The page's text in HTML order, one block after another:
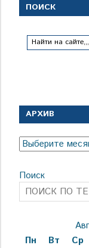
1
1924
года
ПОИСК
АРХИВ
Архив
Поиск
Пн
Вт Ср